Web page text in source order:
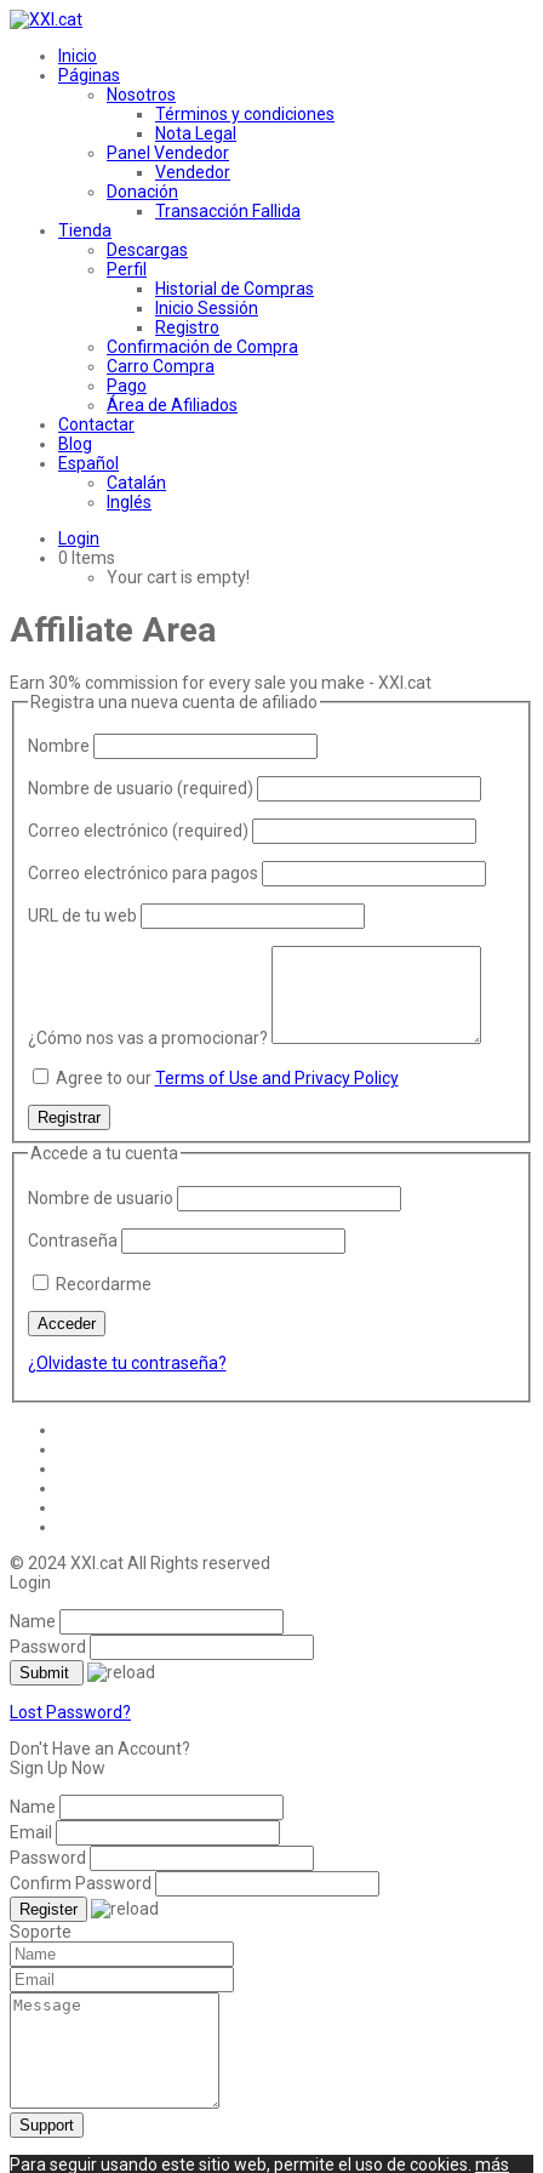
Inicio
Páginas
Nosotros
Términos y condiciones
Nota Legal
Panel Vendedor
Vendedor
Donación
Transacción Fallida
Tienda
Descargas
Perfil
Historial de Compras
Inicio Sessión
Registro
Confirmación de Compra
Carro Compra
Pago
Área de Afiliados
Contactar
Blog
Español
Catalán
Inglés
Login
0 Items
Your cart is empty!
Affiliate Area
Earn 30% commission for every sale you make - XXI.cat
Registra una nueva cuenta de afiliado
Nombre
Nombre de usuario (required)
Correo electrónico (required)
Correo electrónico para pagos
URL de tu web
¿Cómo nos vas a promocionar?
Agree to ourTerms of Use and Privacy Policy
Accede a tu cuenta
Nombre de usuario
Contraseña
Recordarme
¿Olvidaste tu contraseña?
© 2024 XXI.cat All Rights reserved
Login
Name
Password
Lost Password?
Don't Have an Account?
Sign Up Now
Name
Email
Password
Confirm Password
Soporte
Para seguir usando este sitio web, permite el uso de cookies. más